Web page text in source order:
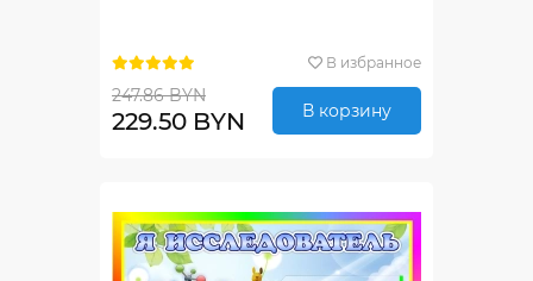
В избранное
247.86 BYN
229.50 BYN В корзину